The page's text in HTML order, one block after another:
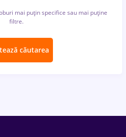
mai puțin specifice sau mai puține
filtre.
căutarea